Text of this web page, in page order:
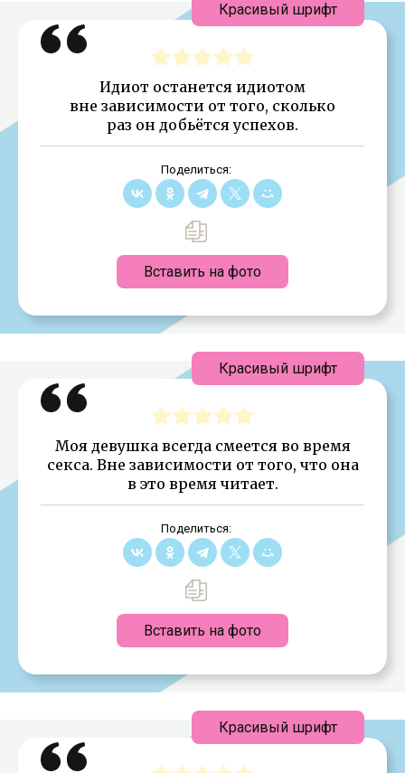
Идиот останется идиотом
вне зависимости от того, сколько
раз он добьётся успехов.
Поделиться:
Вставить на фото
Красивый шрифт
Моя девушка всегда смеется во время
секса. Вне зависимости от того, что она
в это время читает.
Поделиться:
Вставить на фото
Красивый шрифт
Красивый шрифт